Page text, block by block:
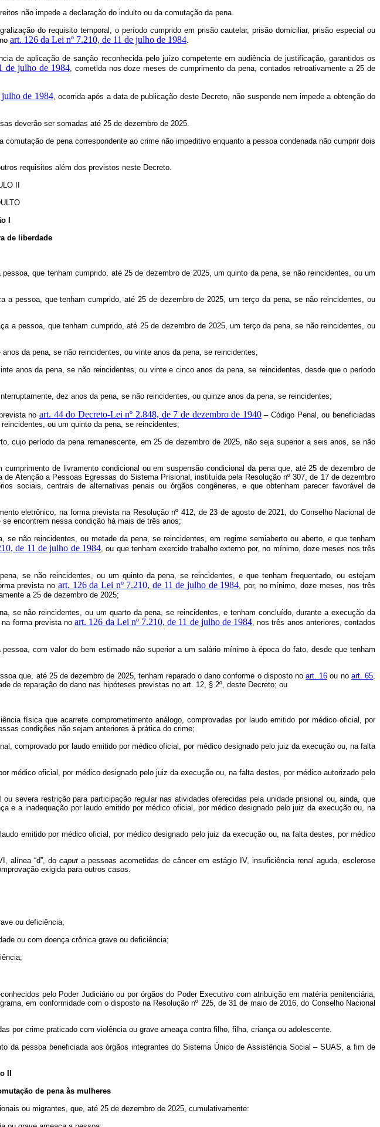
não impede a declaração do indulto ou da comutação da pena.
do requisito temporal, o período cumprido em prisão cautelar, prisão domiciliar, prisão especial ou
art. 126 da Lei nº 7.210, de 11 de julho de 1984.
de aplicação de sanção reconhecida pelo juízo competente em audiência de justificação, garantidos os
de julho de 1984, cometida nos doze meses de cumprimento da pena, contados retroativamente a 25 de
julho de 1984, ocorrida após a data de publicação deste Decreto, não suspende nem impede a obtenção do
deverão ser somadas até 25 de dezembro de 2025.
de pena correspondente ao crime não impeditivo enquanto a pessoa condenada não cumprir dois
requisitos além dos previstos neste Decreto.
II
I
de liberdade
que tenham cumprido, até 25 de dezembro de 2025, um quinto da pena, se não reincidentes, ou um
pessoa, que tenham cumprido, até 25 de dezembro de 2025, um terço da pena, se não reincidentes, ou
a pessoa, que tenham cumprido, até 25 de dezembro de 2025, um terço da pena, se não reincidentes, ou
da pena, se não reincidentes, ou vinte anos da pena, se reincidentes;
anos da pena, se não reincidentes, ou vinte e cinco anos da pena, se reincidentes, desde que o período
dez anos da pena, se não reincidentes, ou quinze anos da pena, se reincidentes;
no art. 44 do Decreto-Lei nº 2.848, de 7 de dezembro de 1940– Código Penal, ou beneficiadas
ou um quinto da pena, se reincidentes;
cujo período da pena remanescente, em 25 de dezembro de 2025, não seja superior a seis anos, se não
de livramento condicional ou em suspensão condicional da pena que, até 25 de dezembro de
Atenção a Pessoas Egressas do Sistema Prisional, instituída pela Resolução nº 307, de 17 de dezembro
sociais, centrais de alternativas penais ou órgãos congêneres, e que obtenham parecer favorável de
eletrônico, na forma prevista na Resolução nº 412, de 23 de agosto de 2021, do Conselho Nacional de
encontrem nessa condição há mais de três anos;
não reincidentes, ou metade da pena, se reincidentes, em regime semiaberto ou aberto, e que tenham
de 11 de julho de 1984, ou que tenham exercido trabalho externo por, no mínimo, doze meses nos três
se não reincidentes, ou um quinto da pena, se reincidentes, e que tenham frequentado, ou estejam
prevista no art. 126 da Lei nº 7.210, de 11 de julho de 1984, por, no mínimo, doze meses, nos três
a 25 de dezembro de 2025;
se não reincidentes, ou um quarto da pena, se reincidentes, e tenham concluído, durante a execução da
na forma prevista noart. 126 da Lei nº 7.210, de 11 de julho de 1984, nos três anos anteriores, contados
com valor do bem estimado não superior a um salário mínimo à época do fato, desde que tenham
que, até 25 de dezembro de 2025, tenham reparado o dano conforme o disposto noart. 16 ou no art. 65,
de reparação do dano nas hipóteses previstas no art. 12, § 2º, deste Decreto; ou
física que acarrete comprometimento análogo, comprovadas por laudo emitido por médico oficial, por
condições não sejam anteriores à prática do crime;
comprovado por laudo emitido por médico oficial, por médico designado pelo juiz da execução ou, na falta
médico oficial, por médico designado pelo juiz da execução ou, na falta destes, por médico autorizado pelo
severa restrição para participação regular nas atividades oferecidas pela unidade prisional ou, ainda, que
e a inadequação por laudo emitido por médico oficial, por médico designado pelo juiz da execução ou, na
emitido por médico oficial, por médico designado pelo juiz da execução ou, na falta destes, por médico
alínea “d”, do caputa pessoas acometidas de câncer em estágio IV, insuficiência renal aguda, esclerose
exigida para outros casos.
ou deficiência;
ou com doença crônica grave ou deficiência;
pelo Poder Judiciário ou por órgãos do Poder Executivo com atribuição em matéria penitenciária,
em conformidade com o disposto na Resolução nº 225, de 31 de maio de 2016, do Conselho Nacional
por crime praticado com violência ou grave ameaça contra filho, filha, criança ou adolescente.
da pessoa beneficiada aos órgãos integrantes do Sistema Único de Assistência Social – SUAS, a fim de
II
de pena às mulheres
ou migrantes, que, até 25 de dezembro de 2025, cumulativamente: